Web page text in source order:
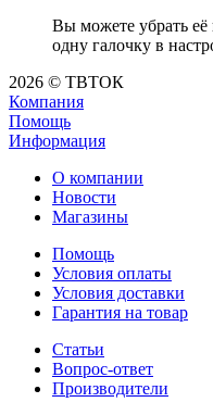
Вы можете убрать её
одну галочку в
2026 © ТВТОК
Компания
Помощь
Информация
О компании
Новости
Магазины
Помощь
Условия оплаты
Условия доставки
Гарантия на товар
Статьи
Вопрос-ответ
Производители